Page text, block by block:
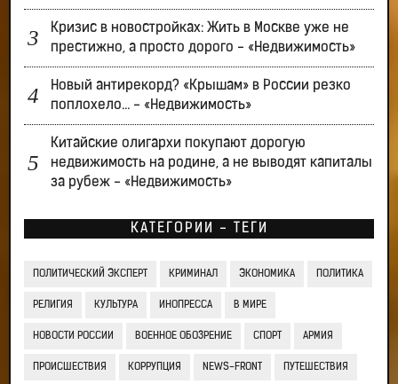
Кризис в новостройках: Жить в Москве уже не
престижно, а просто дорого - «Недвижимость»
Новый антирекорд? «Крышам» в России резко
поплохело… - «Недвижимость»
Китайские олигархи покупают дорогую
недвижимость на родине, а не выводят капиталы
за рубеж - «Недвижимость»
КАТЕГОРИИ - ТЕГИ
ПОЛИТИЧЕСКИЙ ЭКСПЕРТ КРИМИНАЛ ЭКОНОМИКА ПОЛИТИКА
РЕЛИГИЯ КУЛЬТУРА ИНОПРЕССА В МИРЕ
НОВОСТИ РОССИИ ВОЕННОЕ ОБОЗРЕНИЕ СПОРТ АРМИЯ
ПРОИСШЕСТВИЯ КОРРУПЦИЯ NEWS-FRONT ПУТЕШЕСТВИЯ